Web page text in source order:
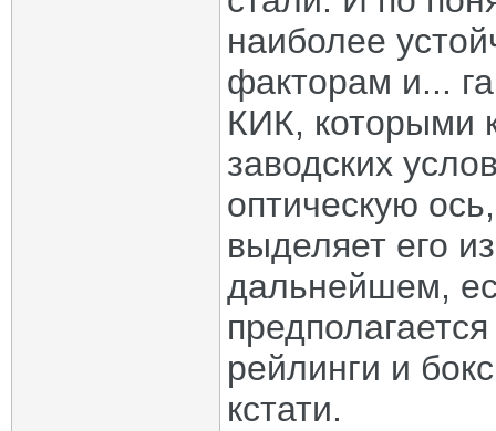
наиболее
факторам и...
КИК, которыми
заводских
оптическую
выделяет его
дальнейшем,
рейлинги и
кстати.